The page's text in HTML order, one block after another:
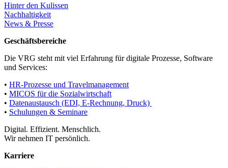
Hinter den Kulissen
Nachhaltigkeit
News & Presse
Geschäftsbereiche
Die VRG steht mit viel Erfahrung für digitale Prozesse, Software
und Services:
• HR-Prozesse und Travelmanagement
• MICOS für die Sozialwirtschaft
• Datenaustausch (EDI, E-Rechnung, Druck)
• Schulungen & Seminare
Digital. Effizient. Menschlich.
Wir nehmen IT persönlich.
Karriere